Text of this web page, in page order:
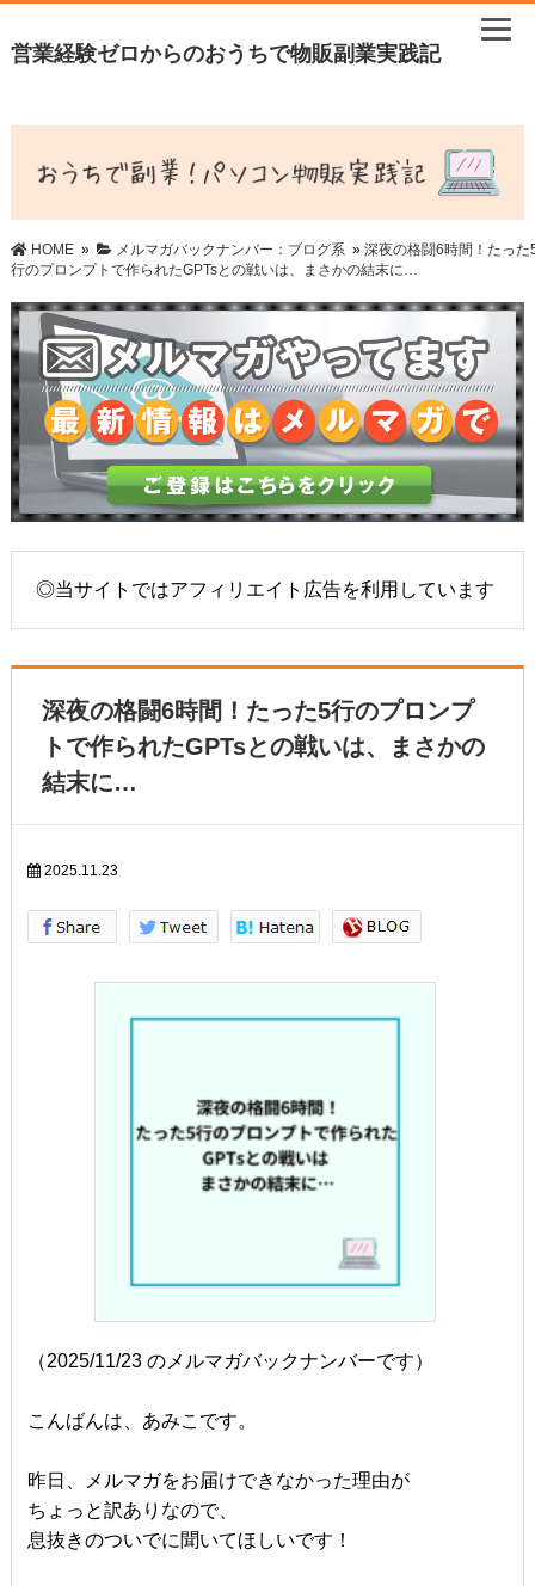
営業経験ゼロからのおうちで物販副業実践記
HOME» メルマガバックナンバー：ブログ系» 深夜の格闘6時間！たった
行のプロンプトで作られたGPTsとの戦いは、まさかの結末に…
◎当サイトではアフィリエイト広告を利用しています
深夜の格闘6時間！たった5行のプロンプ
トで作られたGPTsとの戦いは、まさかの
結末に…
2025.11.23
（2025/11/23 のメルマガバックナンバーです）
こんばんは、あみこです。
昨日、メルマガをお届けできなかった理由が
ちょっと訳ありなので、
息抜きのついでに聞いてほしいです！